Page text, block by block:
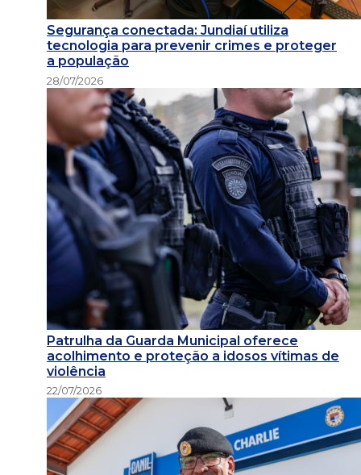
Segurança conectada: Jundiaí utiliza
tecnologia para prevenir crimes e proteger
a população
28/07/2026
Patrulha da Guarda Municipal oferece
acolhimento e proteção a idosos vítimas de
violência
22/07/2026